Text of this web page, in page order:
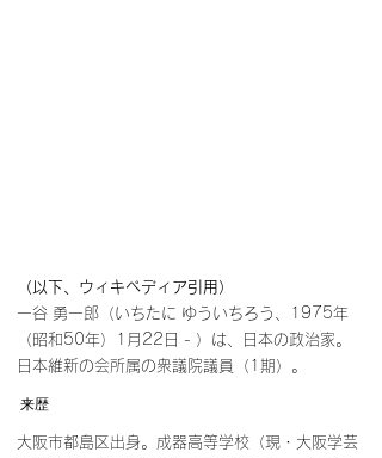
（以下、ウィキペディア引用）
一谷 勇一郎（いちたに ゆういちろう、1975年
（昭和50年）1月22日 - ）は、日本の政治家。
日本維新の会所属の衆議院議員（1期）。
来歴
大阪市都島区出身。成器高等学校（現・大阪学芸